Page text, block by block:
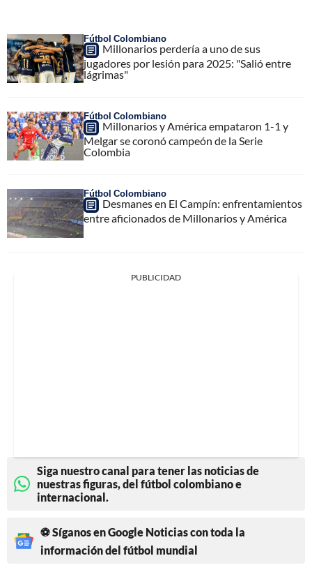
Fútbol Colombiano
Millonarios perdería a uno de sus
jugadores por lesión para 2025: "Salió entre
lágrimas"
Fútbol Colombiano
Millonarios y América empataron 1-1 y
Melgar se coronó campeón de la Serie
Colombia
Fútbol Colombiano
Desmanes en El Campín: enfrentamientos
entre aficionados de Millonarios y América
PUBLICIDAD
Siga nuestro canal para tener las noticias de
nuestras figuras, del fútbol colombiano e
internacional.
⚽ Síganos en Google Noticias con toda la
información del fútbol mundial